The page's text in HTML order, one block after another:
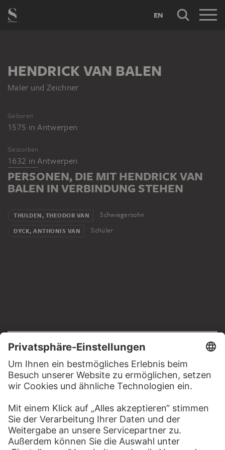
EN
HENDRICK VAN BALEN
Maler und Zeichner
Geboren
1575 inAntwerpen
Gestorben
1632 inAntwerpen
PERSONEN, DIE MIT HENDRICK VAN
BALEN IN VERBINDUNG STEHEN
THULDEN, THEODOR VAN Schwiegersohn
DYCK, ANTHONIS VAN Schüler
Impressum
Datenschutz
Copyright © 2026 Städel Museum
All rights reserved.
DIGITALE SAMMLUNG
Startseite
Werke
Künstler